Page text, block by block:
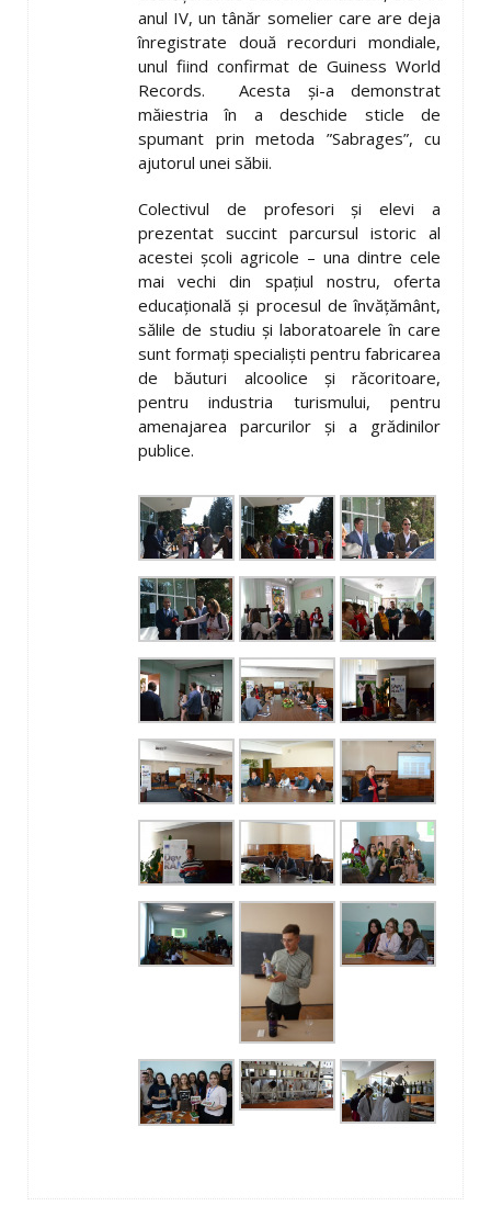
anul IV, un tânăr somelier care are deja
înregistrate două recorduri mondiale,
unul fiind confirmat de Guiness World
Records. Acesta şi-a demonstrat
măiestria în a deschide sticle de
spumant prin metoda ”Sabrages”, cu
ajutorul unei săbii.
Colectivul de profesori şi elevi a
prezentat succint parcursul istoric al
acestei şcoli agricole – una dintre cele
mai vechi din spaţiul nostru, oferta
educaţională şi procesul de învăţământ,
sălile de studiu şi laboratoarele în care
sunt formaţi specialişti pentru fabricarea
de băuturi alcoolice şi răcoritoare,
pentru industria turismului, pentru
amenajarea parcurilor şi a grădinilor
publice.